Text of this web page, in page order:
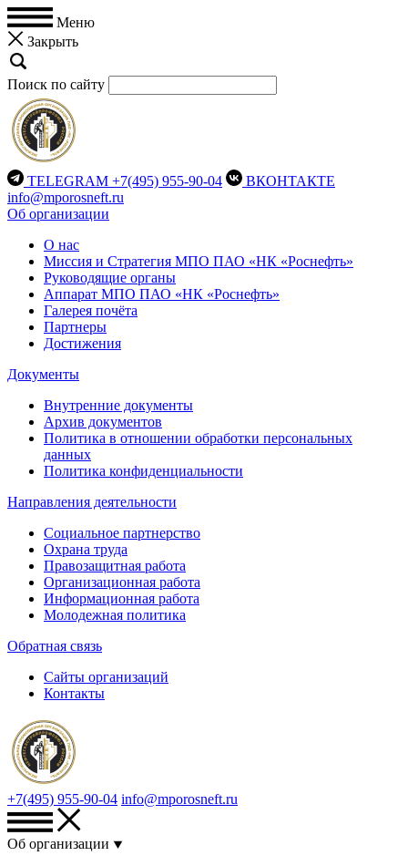
Меню
Закрыть
Поиск по сайту
TELEGRAM +7(495) 955-90-04
ВКОНТАКТЕ
info@mporosneft.ru
Об организации
О нас
Миссия и Стратегия МПО ПАО «НК «Роснефть»
Руководящие органы
Аппарат МПО ПАО «НК «Роснефть»
Галерея почёта
Партнеры
Достижения
Документы
Внутренние документы
Архив документов
Политика в отношении обработки персональных
данных
Политика конфиденциальности
Направления деятельности
Социальное партнерство
Охрана труда
Правозащитная работа
Организационная работа
Информационная работа
Молодежная политика
Обратная связь
Сайты организаций
Контакты
+7(495) 955-90-04 info@mporosneft.ru
Об организации